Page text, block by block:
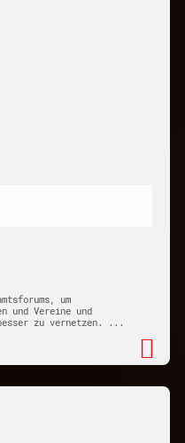
um
und Vereine und
zu vernetzen. ...